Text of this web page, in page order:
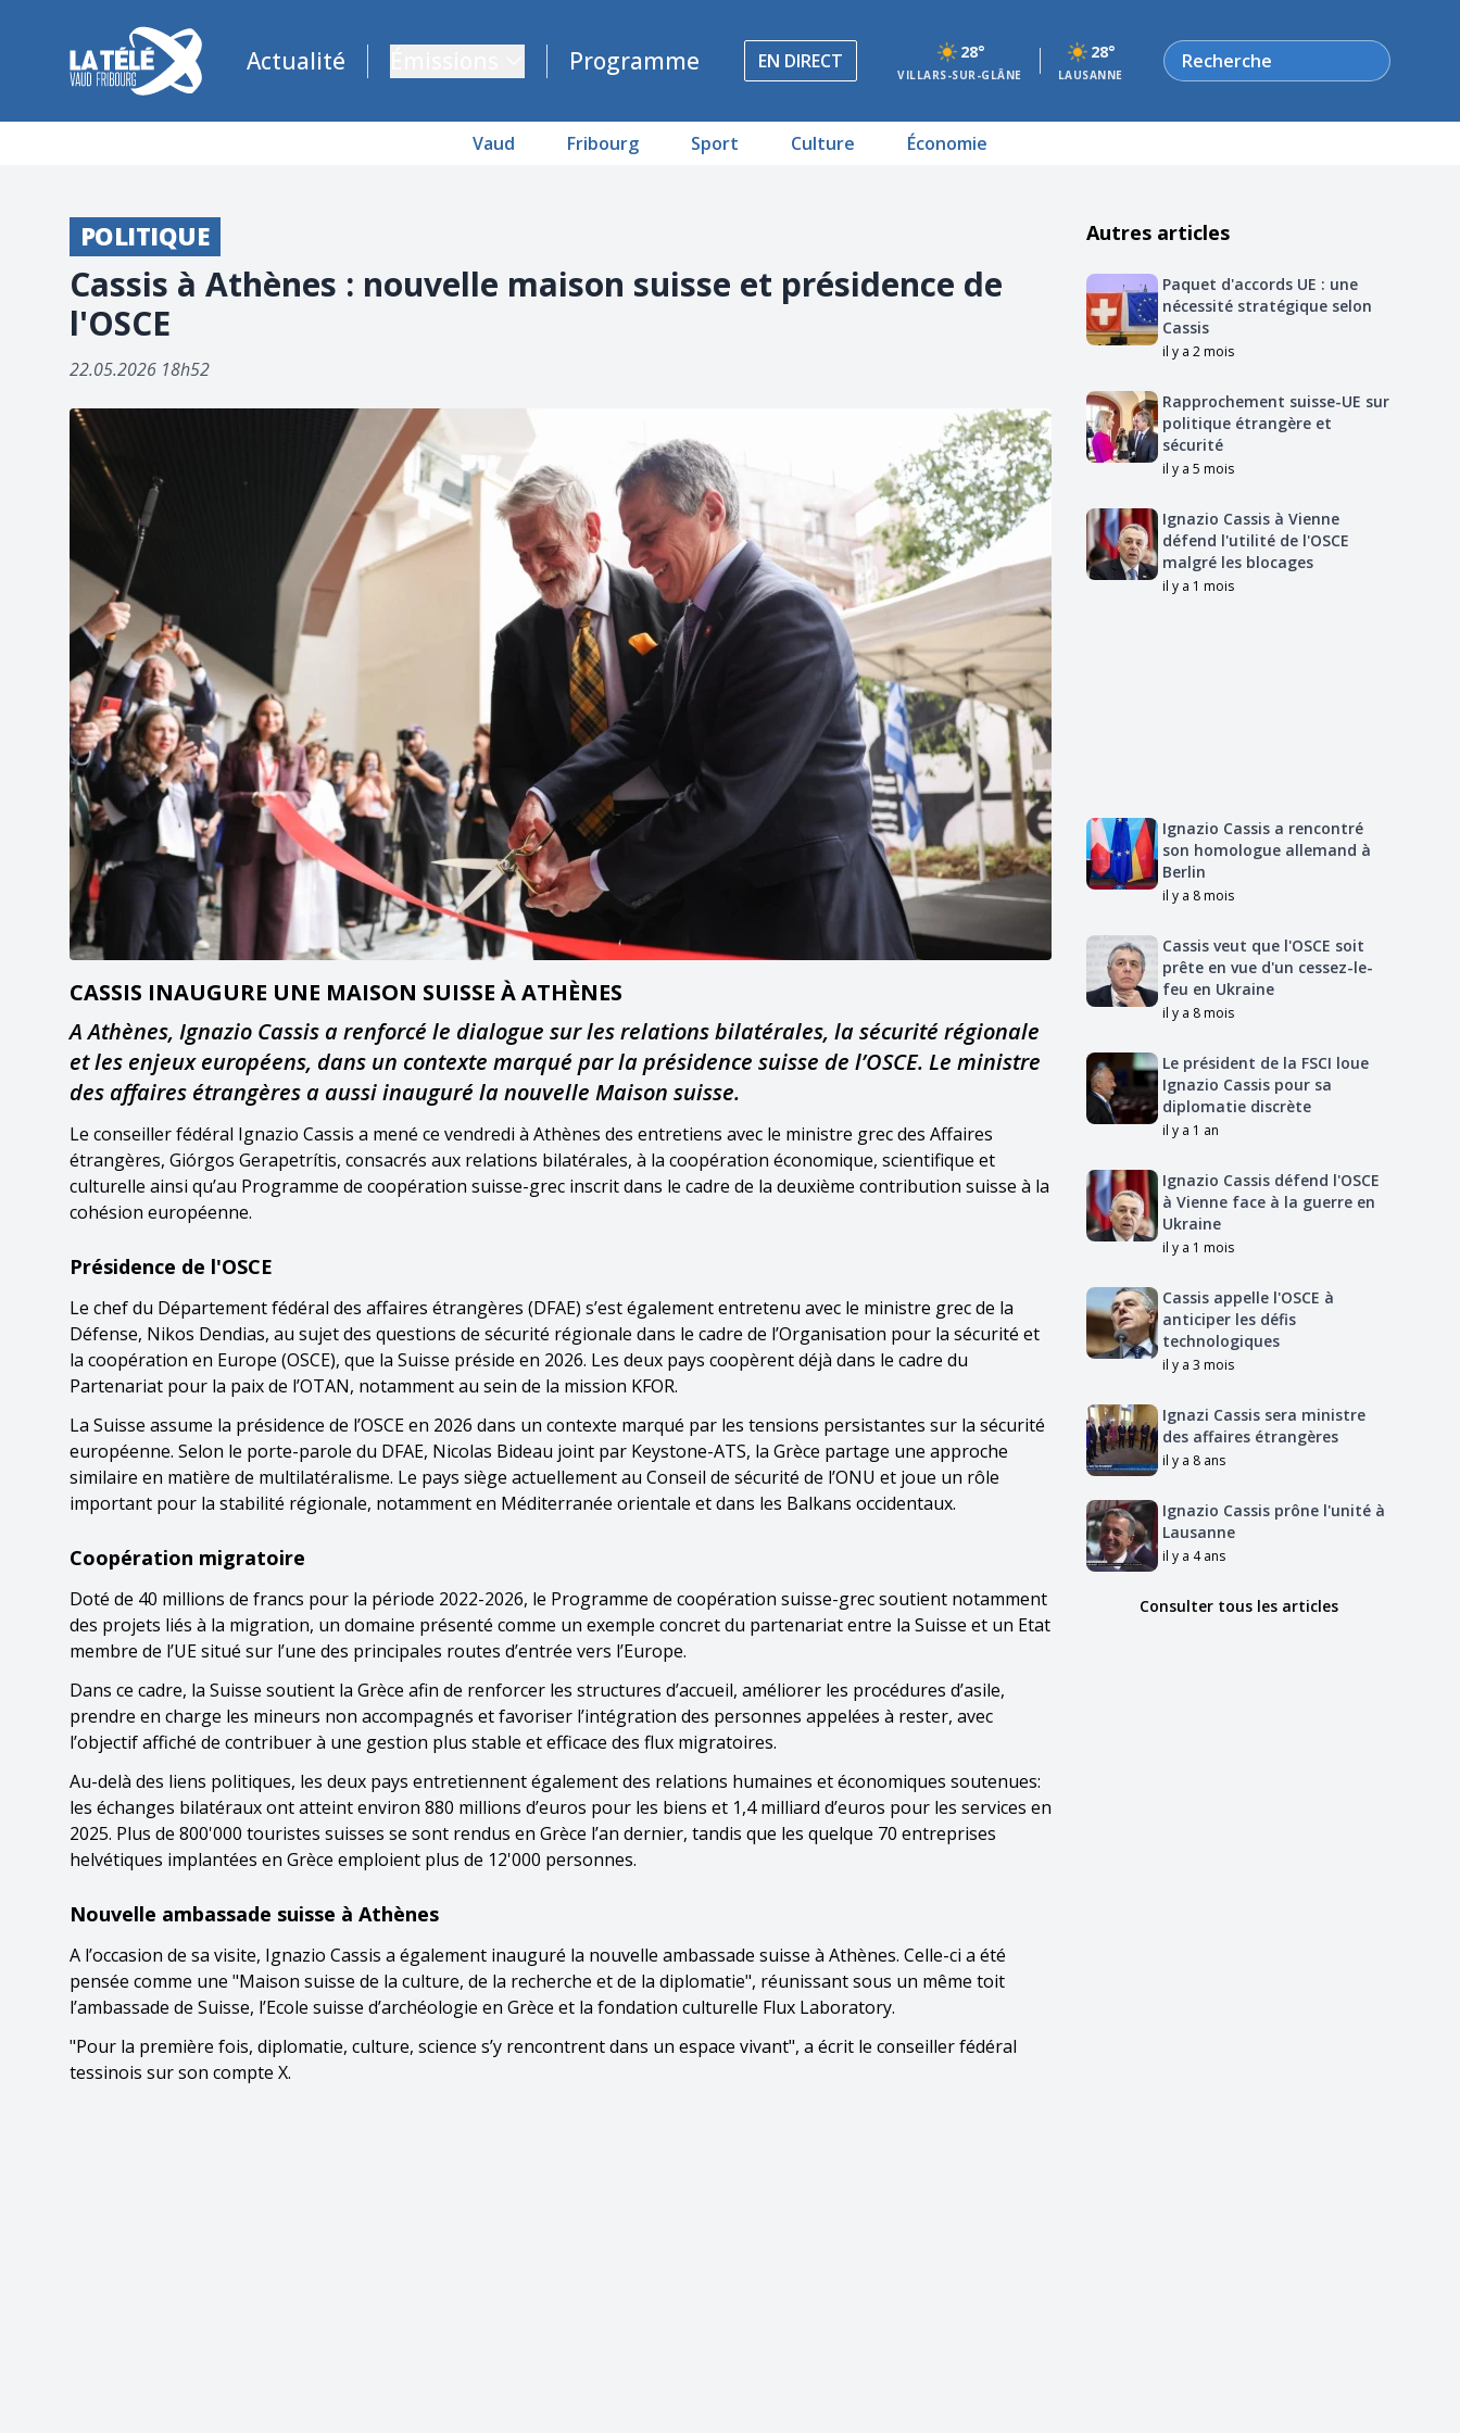
La Télé - Télévision régionale Vaud et Fribourg
Actualité Programme EN DIRECT 28°
VILLARS-SUR-GLÂNE
28°
LAUSANNE
Rechercher
Vaud Fribourg Sport Culture Économie
POLITIQUE
Cassis à Athènes : nouvelle maison suisse et présidence de
l'OSCE
22.05.2026 18h52
CASSIS INAUGURE UNE MAISON SUISSE À ATHÈNES
A Athènes, Ignazio Cassis a renforcé le dialogue sur les relations bilatérales, la sécurité régionale
et les enjeux européens, dans un contexte marqué par la présidence suisse de l’OSCE. Le ministre
des affaires étrangères a aussi inauguré la nouvelle Maison suisse.
Le conseiller fédéral Ignazio Cassis a mené ce vendredi à Athènes des entretiens avec le ministre grec des Affaires
étrangères, Giórgos Gerapetrítis, consacrés aux relations bilatérales, à la coopération économique, scientifique et
culturelle ainsi qu’au Programme de coopération suisse-grec inscrit dans le cadre de la deuxième contribution suisse à la
cohésion européenne.
Présidence de l'OSCE
Le chef du Département fédéral des affaires étrangères (DFAE) s’est également entretenu avec le ministre grec de la
Défense, Nikos Dendias, au sujet des questions de sécurité régionale dans le cadre de l’Organisation pour la sécurité et
la coopération en Europe (OSCE), que la Suisse préside en 2026. Les deux pays coopèrent déjà dans le cadre du
Partenariat pour la paix de l’OTAN, notamment au sein de la mission KFOR.
La Suisse assume la présidence de l’OSCE en 2026 dans un contexte marqué par les tensions persistantes sur la sécurité
européenne. Selon le porte-parole du DFAE, Nicolas Bideau joint par Keystone-ATS, la Grèce partage une approche
similaire en matière de multilatéralisme. Le pays siège actuellement au Conseil de sécurité de l’ONU et joue un rôle
important pour la stabilité régionale, notamment en Méditerranée orientale et dans les Balkans occidentaux.
Coopération migratoire
Doté de 40 millions de francs pour la période 2022-2026, le Programme de coopération suisse-grec soutient notamment
des projets liés à la migration, un domaine présenté comme un exemple concret du partenariat entre la Suisse et un Etat
membre de l’UE situé sur l’une des principales routes d’entrée vers l’Europe.
Dans ce cadre, la Suisse soutient la Grèce afin de renforcer les structures d’accueil, améliorer les procédures d’asile,
prendre en charge les mineurs non accompagnés et favoriser l’intégration des personnes appelées à rester, avec
l’objectif affiché de contribuer à une gestion plus stable et efficace des flux migratoires.
Au-delà des liens politiques, les deux pays entretiennent également des relations humaines et économiques soutenues:
les échanges bilatéraux ont atteint environ 880 millions d’euros pour les biens et 1,4 milliard d’euros pour les services en
2025. Plus de 800'000 touristes suisses se sont rendus en Grèce l’an dernier, tandis que les quelque 70 entreprises
helvétiques implantées en Grèce emploient plus de 12'000 personnes.
Nouvelle ambassade suisse à Athènes
A l’occasion de sa visite, Ignazio Cassis a également inauguré la nouvelle ambassade suisse à Athènes. Celle-ci a été
pensée comme une "Maison suisse de la culture, de la recherche et de la diplomatie", réunissant sous un même toit
l’ambassade de Suisse, l’Ecole suisse d’archéologie en Grèce et la fondation culturelle Flux Laboratory.
"Pour la première fois, diplomatie, culture, science s’y rencontrent dans un espace vivant", a écrit le conseiller fédéral
tessinois sur son compte X.
Autres articles
Paquet d'accords UE : une
nécessité stratégique selon
Cassis
il y a 2 mois
Rapprochement suisse-UE sur
politique étrangère et
sécurité
il y a 5 mois
Ignazio Cassis à Vienne
défend l'utilité de l'OSCE
malgré les blocages
il y a 1 mois
Ignazio Cassis a rencontré
son homologue allemand à
Berlin
il y a 8 mois
Cassis veut que l'OSCE soit
prête en vue d'un cessez-le-
feu en Ukraine
il y a 8 mois
Le président de la FSCI loue
Ignazio Cassis pour sa
diplomatie discrète
il y a 1 an
Ignazio Cassis défend l'OSCE
à Vienne face à la guerre en
Ukraine
il y a 1 mois
Cassis appelle l'OSCE à
anticiper les défis
technologiques
il y a 3 mois
Ignazi Cassis sera ministre
des affaires étrangères
il y a 8 ans
Ignazio Cassis prône l'unité à
Lausanne
il y a 4 ans
Consulter tous les articles